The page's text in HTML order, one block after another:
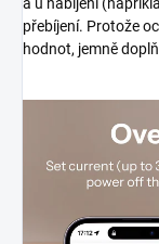
přebíjení. Protože
hodnot, jemně